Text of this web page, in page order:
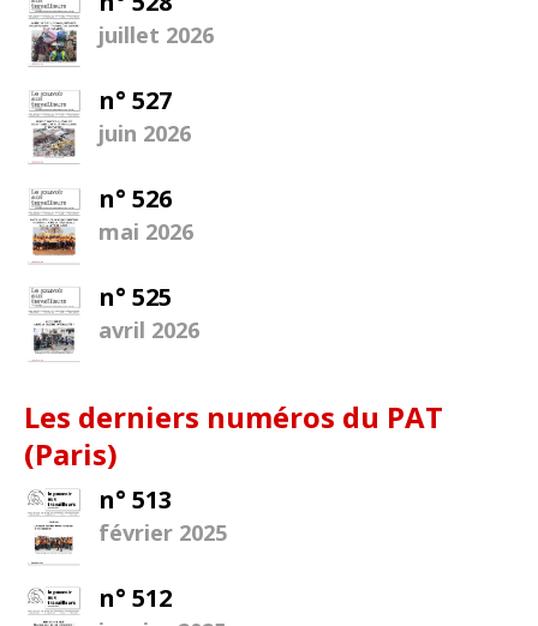
juillet 2026
n° 527
juin 2026
n° 526
mai 2026
n° 525
avril 2026
Les derniers numéros du PAT
(Paris)
n° 513
février 2025
n° 512